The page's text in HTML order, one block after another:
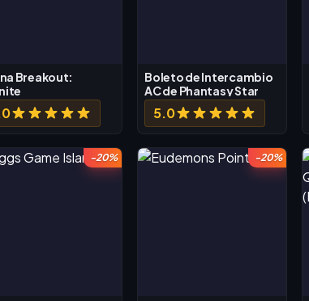
Breakout:
Boleto de Intercambio
AC de Phantasy Star
Online 2 New Genesis
5.0
-20% -20%